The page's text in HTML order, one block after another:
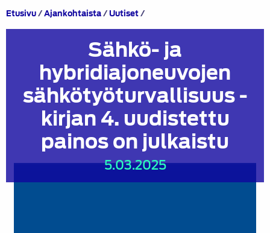
Etusivu/Ajankohtaista/Uutiset/Sähkö-
sähkötyöturvallisuus
-
kirjan
4.
uudistettu
painos
on
julkaistu
Sähkö- ja
hybridiajoneuvojen
sähkötyöturvallisuus -
kirjan 4. uudistettu
painos on julkaistu
5.03.2025